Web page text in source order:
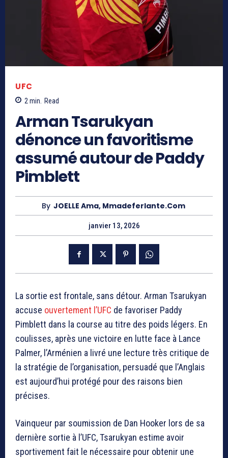
UFC
2 min. Read
Arman Tsarukyan
dénonce un favoritisme
assumé autour de Paddy
Pimblett
By JOELLE Ama, Mmadeferlante.com
janvier 13, 2026
La sortie est frontale, sans détour. Arman Tsarukyan
accuse ouvertement l’UFC de favoriser Paddy
Pimblett dans la course au titre des poids légers. En
coulisses, après une victoire en lutte face à Lance
Palmer, l’Arménien a livré une lecture très critique de
la stratégie de l’organisation, persuadé que l’Anglais
est aujourd’hui protégé pour des raisons bien
précises.
Vainqueur par soumission de Dan Hooker lors de sa
dernière sortie à l’UFC, Tsarukyan estime avoir
sportivement fait le nécessaire pour obtenir une